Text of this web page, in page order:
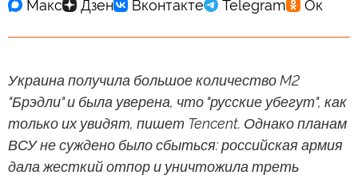
Украина получила большое количество M2
"Брэдли" и была уверена, что "русские убегут", как
только их увидят, пишет Tencent. Однако планам
ВСУ не суждено было сбыться: российская армия
дала жесткий отпор и уничтожила треть